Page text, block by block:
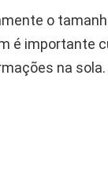
o
é importante
na sola.